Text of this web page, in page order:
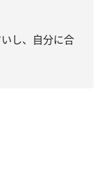
し、自分に合